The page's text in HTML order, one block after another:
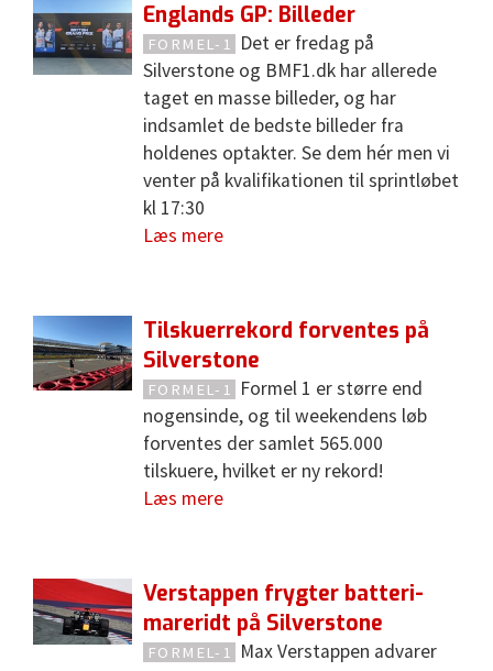
Englands GP: Billeder
FORMEL-1
Det er fredag på
Silverstone og BMF1.dk har allerede
taget en masse billeder, og har
indsamlet de bedste billeder fra
holdenes optakter. Se dem hér men vi
venter på kvalifikationen til sprintløbet
kl 17:30
Læs mere
Tilskuerrekord forventes på
Silverstone
FORMEL-1
Formel 1 er større end
nogensinde, og til weekendens løb
forventes der samlet 565.000
tilskuere, hvilket er ny rekord!
Læs mere
Verstappen frygter batteri-
mareridt på Silverstone
FORMEL-1
Max Verstappen advarer